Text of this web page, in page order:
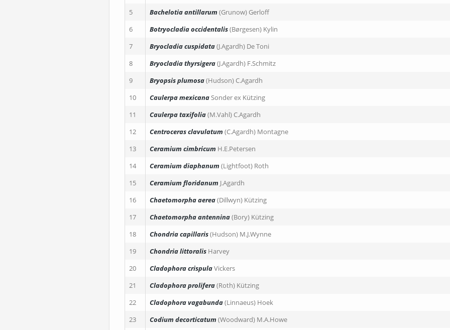
5
Bachelotia antillarum (Grunow) Gerloff
6
Botryocladia occidentalis(Børgesen) Kylin
7
Bryocladia cuspidata(J.Agardh) De Toni
8
Bryocladia thyrsigera(J.Agardh) F.Schmitz
9
Bryopsis plumosa(Hudson) C.Agardh
10
Caulerpa mexicanaSonder ex Kützing
11
Caulerpa taxifolia(M.Vahl) C.Agardh
12
Centroceras clavulatum (C.Agardh) Montagne
13
Ceramium cimbricum H.E.Petersen
14
Ceramium diaphanum (Lightfoot) Roth
15
Ceramium floridanum J.Agardh
16
Chaetomorpha aerea(Dillwyn) Kützing
17
Chaetomorpha antennina(Bory) Kützing
18
Chondria capillaris(Hudson) M.J.Wynne
19
Chondria littoralis Harvey
20
Cladophora crispulaVickers
21
Cladophora prolifera(Roth) Kützing
22
Cladophora vagabunda(Linnaeus) Hoek
23
Codium decorticatum (Woodward) M.A.Howe